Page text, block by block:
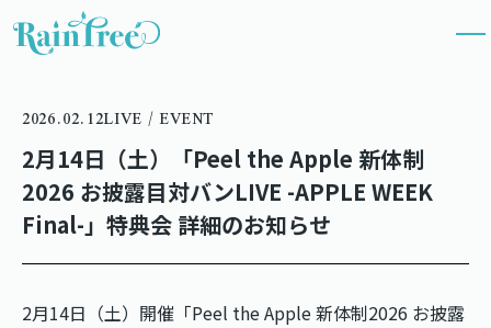
2026.02.12LIVE / EVENT
2月14日（土）「Peel the Apple 新体制
2026 お披露目対バンLIVE -APPLE WEEK
Final-」特典会 詳細のお知らせ
2月14日（土）開催「Peel the Apple 新体制2026 お披露